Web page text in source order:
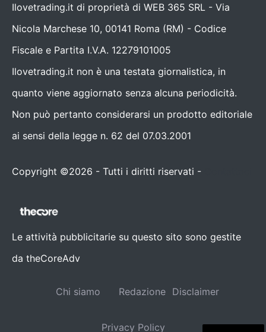
Ilovetrading.it di proprietà di WEB 365 SRL - Via
Nicola Marchese 10, 00141 Roma (RM) - Codice
Fiscale e Partita I.V.A. 12279101005
Ilovetrading.it non è una testata giornalistica, in
quanto viene aggiornato senza alcuna periodicità.
Non può pertanto considerarsi un prodotto editoriale
ai sensi della legge n. 62 del 07.03.2001
Copyright ©2026 - Tutti i diritti riservati -
Le attività pubblicitarie su questo sito sono gestite
da theCoreAdv
Chi siamo Redazione Disclaimer
Privacy Policy